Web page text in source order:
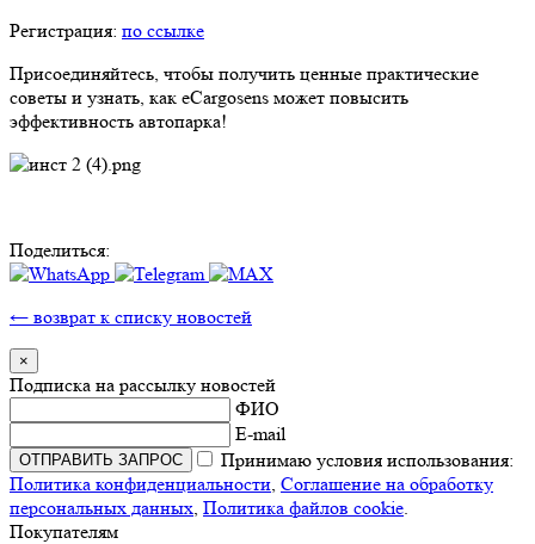
Регистрация: по ссылке
Присоединяйтесь, чтобы получить ценные практические
советы и узнать, как eCargosens может повысить
эффективность автопарка!
Поделиться:
← возврат к списку новостей
×
Подписка на рассылку новостей
ФИО
E-mail
Принимаю условия использования:
Политика конфиденциальности, Соглашение на обработку
персональных данных, Политика файлов cookie.
Покупателям